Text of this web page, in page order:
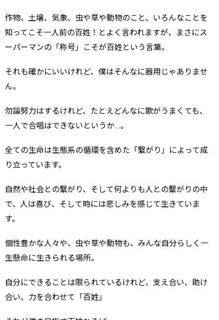
作物、土壌、気象、虫や草や動物のこと、いろんなことを
知ってこそ一人前の百姓！とよく言われますが、まさにス
ーパーマンの「称号」こそが百姓という言葉。
それも確かにいいけれど、僕はそんなに器用じゃありませ
ん。
勿論努力はするけれど、たとえどんなに歌がうまくても、
一人で合唱はできないというか…。
全ての生命は生態系の循環を含めた「繋がり」によって成
り立っています。
自然や社会との繋がり、そして何よりも人との繋がりの中
で、人は喜び、そして時には悲しみを感じて生きていま
す。
個性豊かな人々や、虫や草や動物も、みんな自分らしく一
生懸命に生きられる場所。
自分にできることは限られているけれど、支え合い、助け
合い、力を合わせて「百姓」